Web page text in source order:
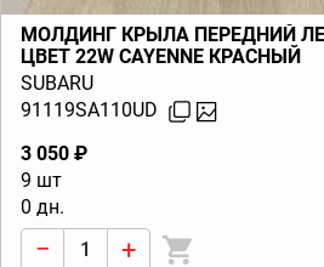
МОЛДИНГ КРЫЛА ПЕРЕДНИЙ
ЦВЕТ 22W CAYENNE КРАСНЫЙ
SUBARU
91119SA110UD
3 050 ₽
9 шт
0 дн.
− +